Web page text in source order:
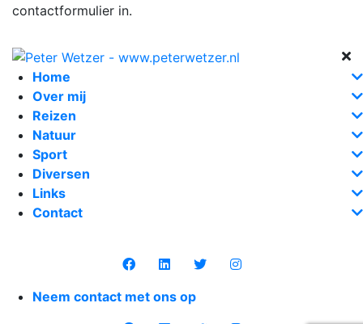
contactformulier in.
Home
Over mij
Reizen
Natuur
Sport
Diversen
Links
Contact
Neem contact met ons op